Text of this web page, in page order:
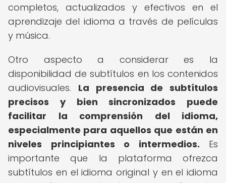
completos, actualizados y efectivos en el
aprendizaje del idioma a través de películas
y música.
Otro aspecto a considerar es la
disponibilidad de subtítulos en los contenidos
audiovisuales. La presencia de subtítulos
precisos y bien sincronizados puede
facilitar la comprensión del idioma,
especialmente para aquellos que están en
niveles principiantes o intermedios. Es
importante que la plataforma ofrezca
subtítulos en el idioma original y en el idioma